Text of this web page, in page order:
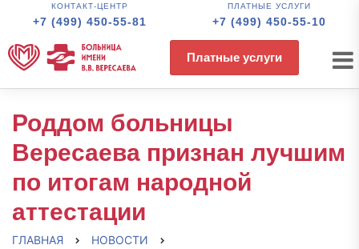
КОНТАКТ-ЦЕНТР
+7 (499) 450-55-81
ПЛАТНЫЕ УСЛУГИ
+7 (499) 450-55-10
Платные услуги
Роддом больницы
Вересаева признан лучшим
по итогам народной
аттестации
ГЛАВНАЯ
НОВОСТИ